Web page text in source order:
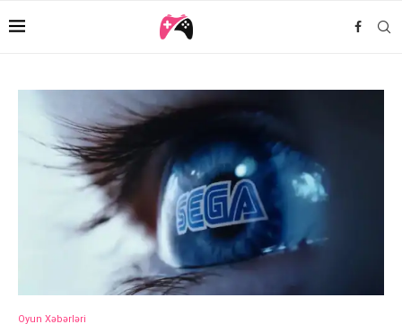
Oyun Xəbərləri